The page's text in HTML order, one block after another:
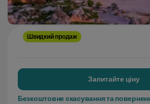
Швидкий продаж
Запитайте ціну
Безкоштовне скасування та